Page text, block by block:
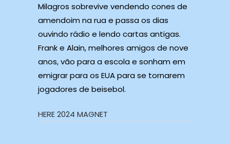
Milagros sobrevive vendendo cones de
amendoim na rua e passa os dias
ouvindo rádio e lendo cartas antigas.
Frank e Alain, melhores amigos de nove
anos, vão para a escola e sonham em
emigrar para os EUA para se tornarem
jogadores de beisebol.
HERE 2024 MAGNET